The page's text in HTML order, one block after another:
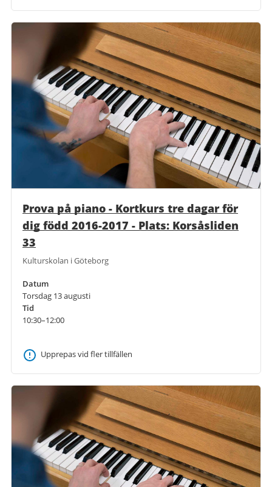
Prova på piano - Kortkurs tre dagar för
dig född 2016-2017 - Plats: Korsåsliden
33
Kulturskolan i Göteborg
Datum
Torsdag 13 augusti
Tid
10:30–12:00
Upprepas vid fler tillfällen